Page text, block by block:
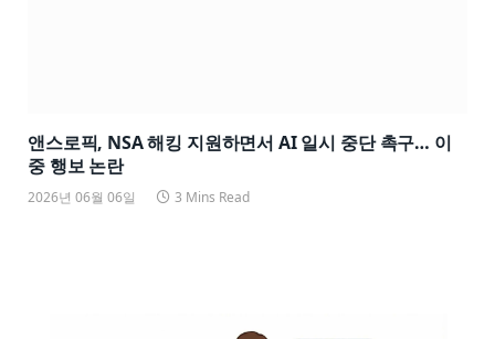
앤스로픽, NSA 해킹 지원하면서 AI 일시 중단 촉구… 이
중 행보 논란
2026년 06월 06일 3 Mins Read